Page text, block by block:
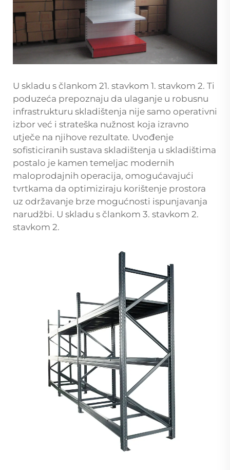
U skladu s člankom 21. stavkom 1. stavkom 2. Ti
poduzeća prepoznaju da ulaganje u robusnu
infrastrukturu skladištenja nije samo operativni
izbor već i strateška nužnost koja izravno
utječe na njihove rezultate. Uvođenje
sofisticiranih sustava skladištenja u skladištima
postalo je kamen temeljac modernih
maloprodajnih operacija, omogućavajući
tvrtkama da optimiziraju korištenje prostora
uz održavanje brze mogućnosti ispunjavanja
narudžbi. U skladu s člankom 3. stavkom 2.
stavkom 2.